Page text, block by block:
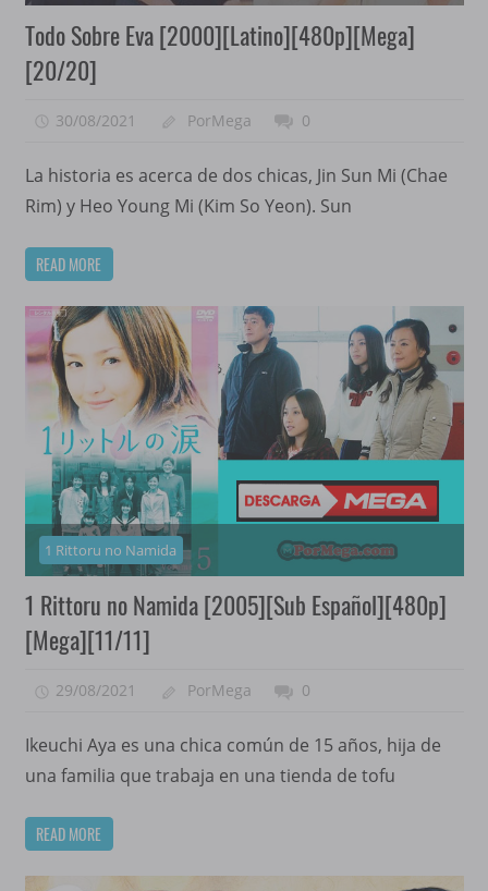
Todo Sobre Eva [2000][Latino][480p][Mega]
[20/20]
30/08/2021 PorMega 0
La historia es acerca de dos chicas, Jin Sun Mi (Chae
Rim) y Heo Young Mi (Kim So Yeon). Sun
READ MORE
1 Rittoru no Namida
1 Rittoru no Namida [2005][Sub Español][480p]
[Mega][11/11]
29/08/2021 PorMega 0
Ikeuchi Aya es una chica común de 15 años, hija de
una familia que trabaja en una tienda de tofu
READ MORE